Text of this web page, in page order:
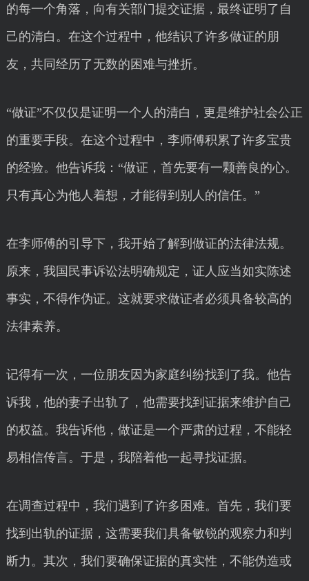
的每一个角落，向有关部门提交证据，最终证明了自
己的清白。在这个过程中，他结识了许多做证的朋
友，共同经历了无数的困难与挫折。
“做证”不仅仅是证明一个人的清白，更是维护社会公正
的重要手段。在这个过程中，李师傅积累了许多宝贵
的经验。他告诉我：“做证，首先要有一颗善良的心。
只有真心为他人着想，才能得到别人的信任。”
在李师傅的引导下，我开始了解到做证的法律法规。
原来，我国民事诉讼法明确规定，证人应当如实陈述
事实，不得作伪证。这就要求做证者必须具备较高的
法律素养。
记得有一次，一位朋友因为家庭纠纷找到了我。他告
诉我，他的妻子出轨了，他需要找到证据来维护自己
的权益。我告诉他，做证是一个严肃的过程，不能轻
易相信传言。于是，我陪着他一起寻找证据。
在调查过程中，我们遇到了许多困难。首先，我们要
找到出轨的证据，这需要我们具备敏锐的观察力和判
断力。其次，我们要确保证据的真实性，不能伪造或